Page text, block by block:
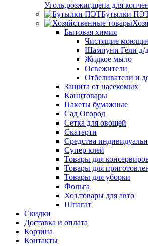
Уголь,розжиг,щепа для
Бутылки
Бытовая химия
Чистящие моющие
Шампуни Гели д/
Жидкое мыло
Освежители
Отбеливатели и
Защита от насекомых
Канцтовары
Пакеты бумажные
Сад Огород
Сетка для овощей
Скатерти
Средства
Супер клей
Товары для
Товары для
Товары для уборки
Фольга
Хоз.товары для авто
Шпагат
Скидки
Доставка и оплата
Корзина
Контакты